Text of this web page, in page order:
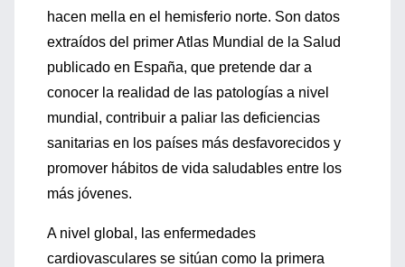
hacen mella en el hemisferio norte. Son datos
extraídos del primer Atlas Mundial de la Salud
publicado en España, que pretende dar a
conocer la realidad de las patologías a nivel
mundial, contribuir a paliar las deficiencias
sanitarias en los países más desfavorecidos y
promover hábitos de vida saludables entre los
más jóvenes.
A nivel global, las enfermedades
cardiovasculares se sitúan como la primera